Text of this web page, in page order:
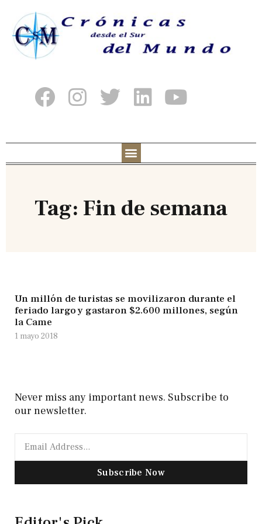
Tag: Fin de semana
Un millón de turistas se movilizaron durante el
feriado largo y gastaron $2.600 millones, según
la Came
1 mayo 2018
Never miss any important news. Subscribe to
our newsletter.
Subscribe Now